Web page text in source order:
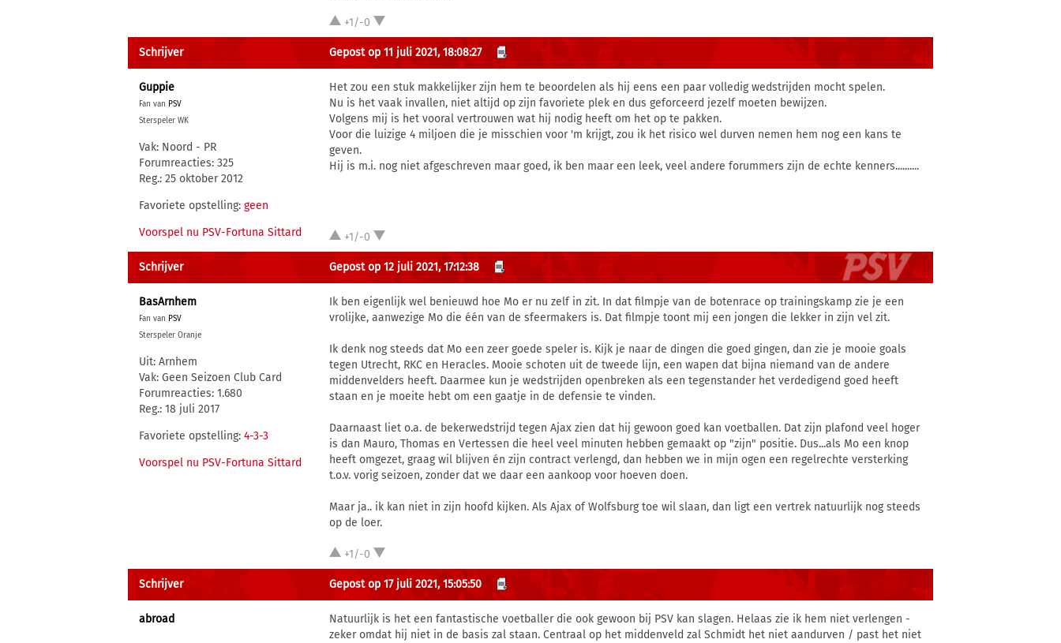
+1/-0
Schrijver Gepost op 11 juli 2021, 18:08:27
Guppie
Fan van PSV
Sterspeler WK
Vak: Noord - PR
Forumreacties: 325
Reg.: 25 oktober 2012
Favoriete opstelling: geen
Voorspel nu PSV-Fortuna Sittard
Het zou een stuk makkelijker zijn hem te beoordelen als hij eens een paar volledig wedstrijden mocht spelen.
Nu is het vaak invallen, niet altijd op zijn favoriete plek en dus geforceerd jezelf moeten bewijzen.
Volgens mij is het vooral vertrouwen wat hij nodig heeft om het op te pakken.
Voor die luizige 4 miljoen die je misschien voor 'm krijgt, zou ik het risico wel durven nemen hem nog een kans te
geven.
Hij is m.i. nog niet afgeschreven maar goed, ik ben maar een leek, veel andere forummers zijn de echte kenners..........
+1/-0
Schrijver Gepost op 12 juli 2021, 17:12:38
BasArnhem
Fan van PSV
Sterspeler Oranje
Uit: Arnhem
Vak: Geen Seizoen Club Card
Forumreacties: 1.680
Reg.: 18 juli 2017
Favoriete opstelling: 4-3-3
Voorspel nu PSV-Fortuna Sittard
Ik ben eigenlijk wel benieuwd hoe Mo er nu zelf in zit. In dat filmpje van de botenrace op trainingskamp zie je een
vrolijke, aanwezige Mo die één van de sfeermakers is. Dat filmpje toont mij een jongen die lekker in zijn vel zit.
Ik denk nog steeds dat Mo een zeer goede speler is. Kijk je naar de dingen die goed gingen, dan zie je mooie goals
tegen Utrecht, RKC en Heracles. Mooie schoten uit de tweede lijn, een wapen dat bijna niemand van de andere
middenvelders heeft. Daarmee kun je wedstrijden openbreken als een tegenstander het verdedigend goed heeft
staan en je moeite hebt om een gaatje in de defensie te vinden.
Daarnaast liet o.a. de bekerwedstrijd tegen Ajax zien dat hij gewoon goed kan voetballen. Dat zijn plafond veel hoger
is dan Mauro, Thomas en Vertessen die heel veel minuten hebben gemaakt op "zijn" positie. Dus...als Mo een knop
heeft omgezet, graag wil blijven én zijn contract verlengd, dan hebben we in mijn ogen een regelrechte versterking
t.o.v. vorig seizoen, zonder dat we daar een aankoop voor hoeven doen.
Maar ja.. ik kan niet in zijn hoofd kijken. Als Ajax of Wolfsburg toe wil slaan, dan ligt een vertrek natuurlijk nog steeds
op de loer.
+1/-0
Schrijver Gepost op 17 juli 2021, 15:05:50
abroad
Natuurlijk is het een fantastische voetballer die ook gewoon bij PSV kan slagen. Helaas zie ik hem niet verlengen -
zeker omdat hij niet in de basis zal staan. Centraal op het middenveld zal Schmidt het niet aandurven / past het niet